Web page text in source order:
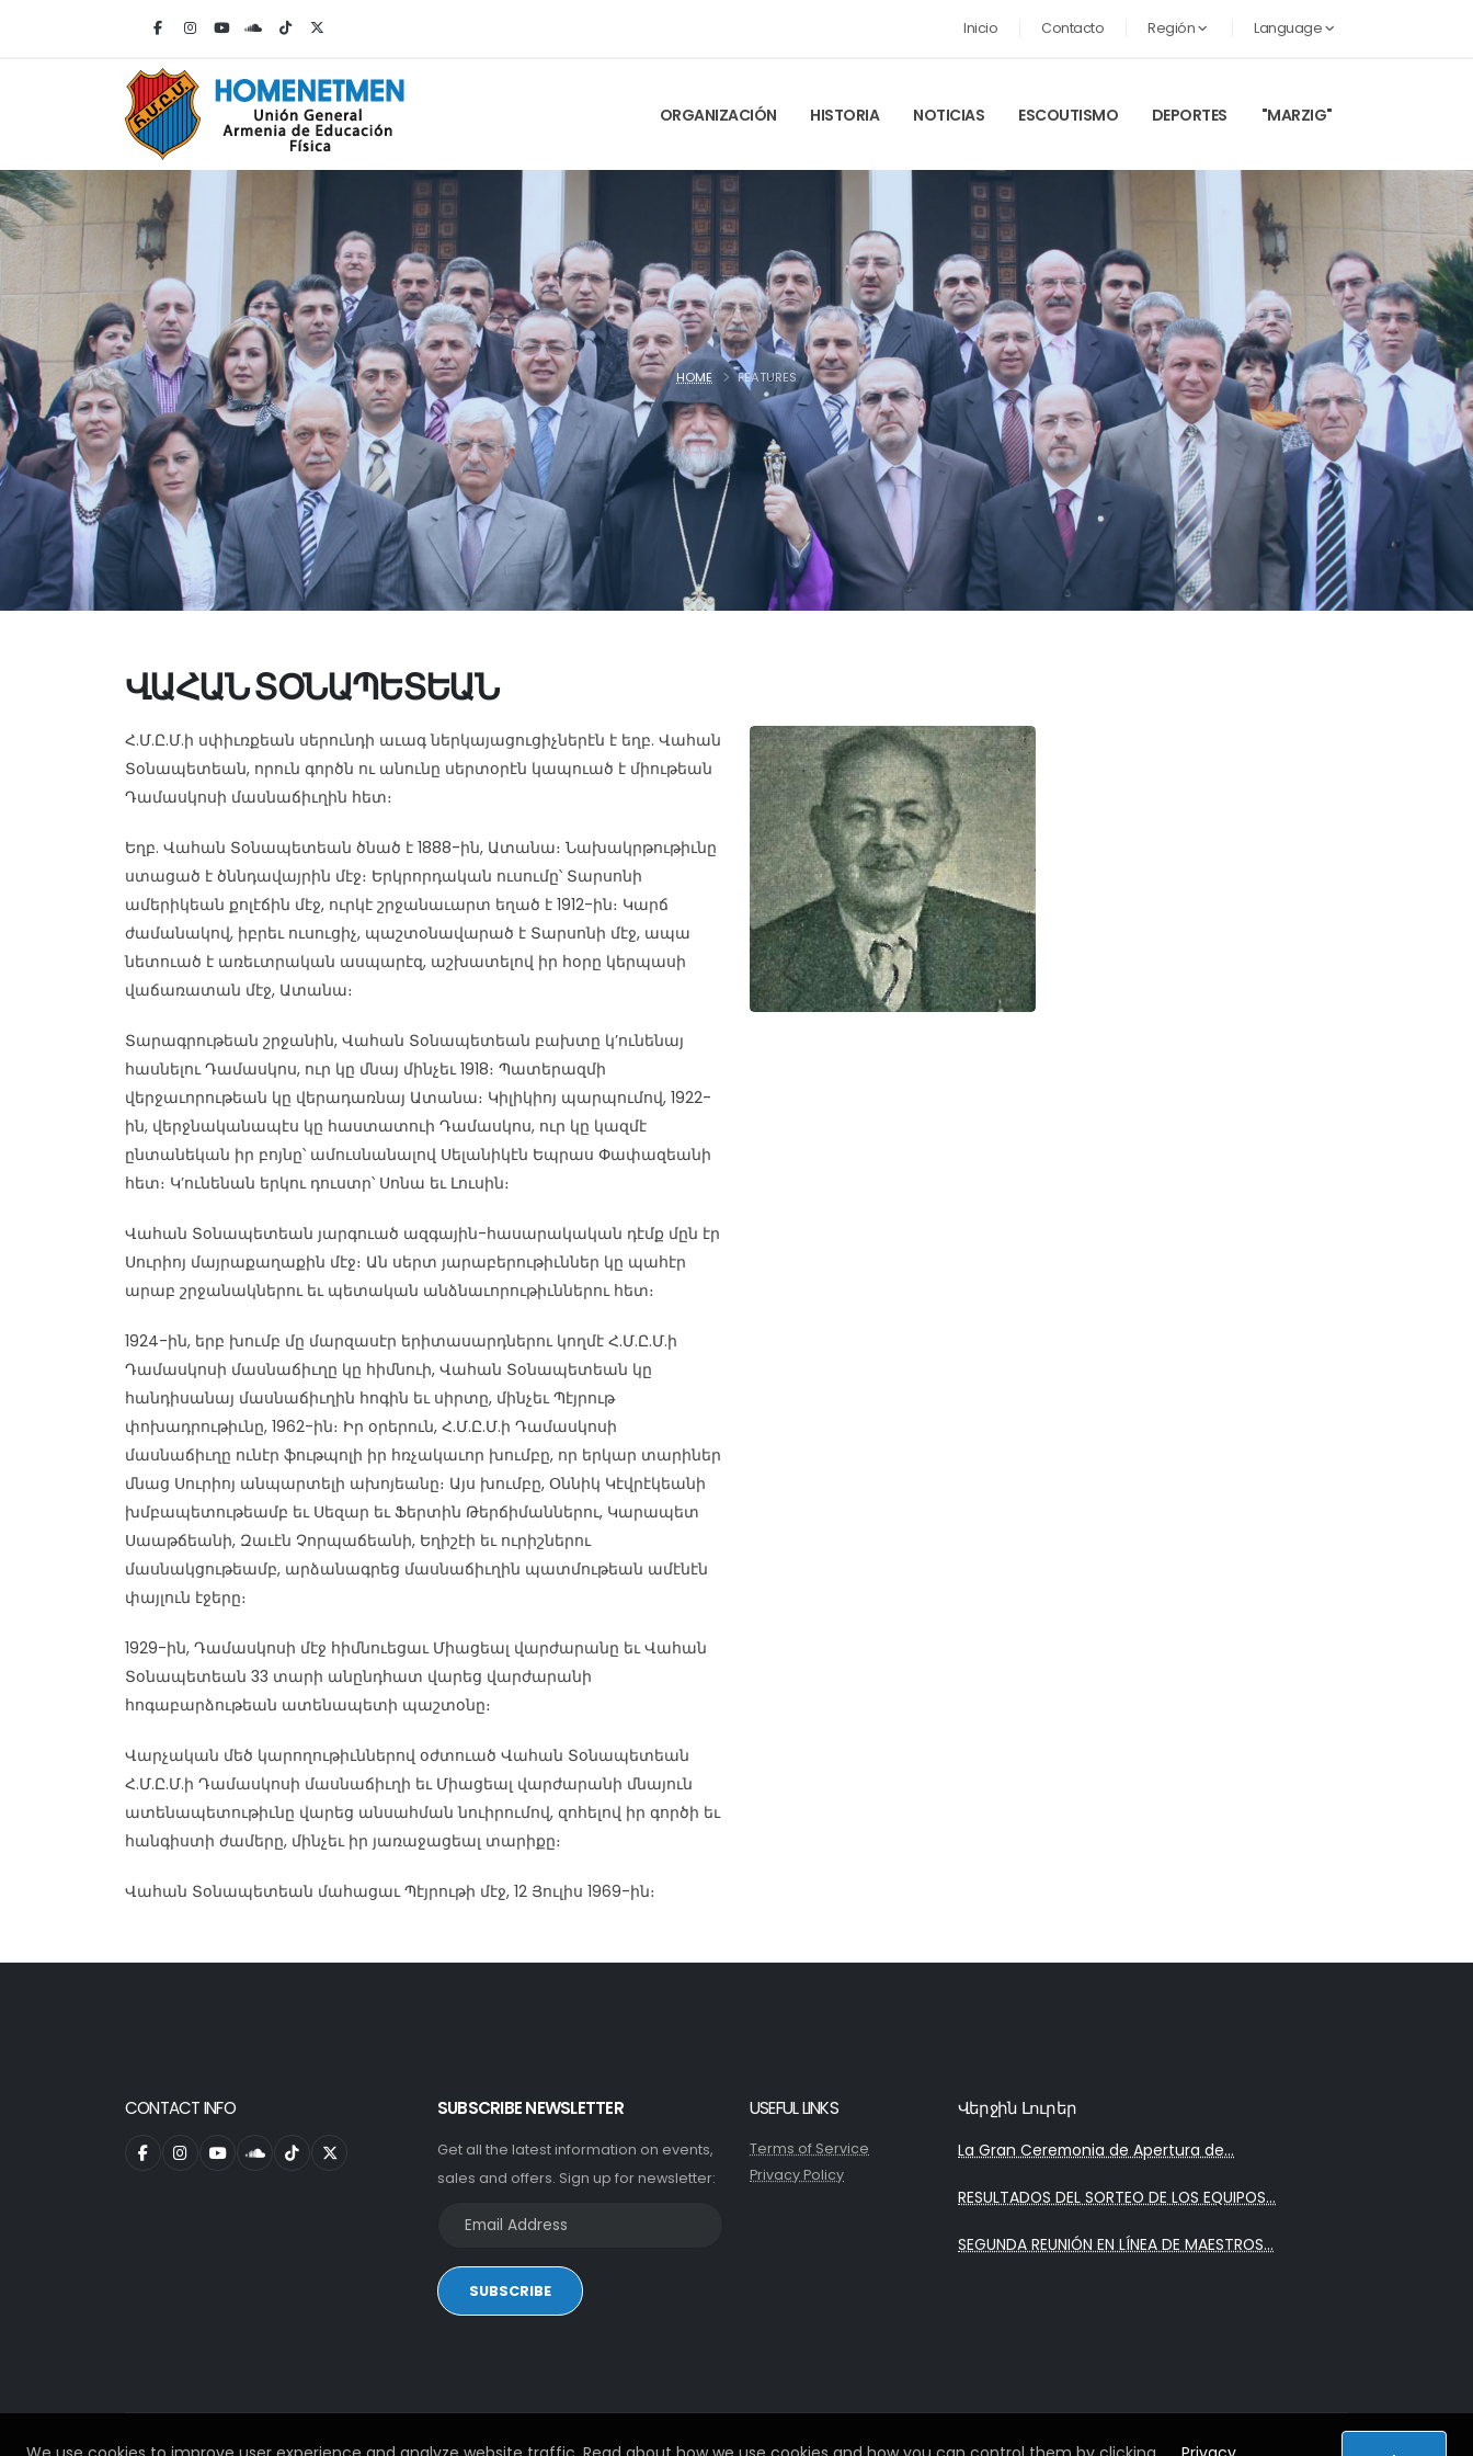
Inicio Contacto Región Language
ORGANIZACIÓN HISTORIA NOTICIAS ESCOUTISMO DEPORTES "MARZIG"
HOME FEATURES
ՎԱՀԱՆ ՏՕՆԱՊԵՏԵԱՆ
Հ.Մ.Ը.Մ.ի սփիւռքեան սերունդի աւագ ներկայացուցիչներէն է եղբ. Վահան
Տօնապետեան, որուն գործն ու անունը սերտօրէն կապուած է միութեան
Դամասկոսի մասնաճիւղին հետ։
Եղբ. Վահան Տօնապետեան ծնած է 1888-ին, Ատանա։ Նախակրթութիւնը
ստացած է ծննդավայրին մէջ։ Երկրորդական ուսումը՝ Տարսոնի
ամերիկեան քոլէճին մէջ, ուրկէ շրջանաւարտ եղած է 1912-ին։ Կարճ
ժամանակով, իբրեւ ուսուցիչ, պաշտօնավարած է Տարսոնի մէջ, ապա
նետուած է առեւտրական ասպարէզ, աշխատելով իր հօրը կերպասի
վաճառատան մէջ, Ատանա։
Տարագրութեան շրջանին, Վահան Տօնապետեան բախտը կ’ունենայ
հասնելու Դամասկոս, ուր կը մնայ մինչեւ 1918։ Պատերազմի
վերջաւորութեան կը վերադառնայ Ատանա։ Կիլիկիոյ պարպումով, 1922-
ին, վերջնականապէս կը հաստատուի Դամասկոս, ուր կը կազմէ
ընտանեկան իր բոյնը՝ ամուսնանալով Սելանիկէն Եպրաս Փափազեանի
հետ։ Կ’ունենան երկու դուստր՝ Սոնա եւ Լուսին։
Վահան Տօնապետեան յարգուած ազգային-հասարակական դէմք մըն էր
Սուրիոյ մայրաքաղաքին մէջ։ Ան սերտ յարաբերութիւններ կը պահէր
արաբ շրջանակներու եւ պետական անձնաւորութիւններու հետ։
1924-ին, երբ խումբ մը մարզասէր երիտասարդներու կողմէ Հ.Մ.Ը.Մ.ի
Դամասկոսի մասնաճիւղը կը հիմնուի, Վահան Տօնապետեան կը
հանդիսանայ մասնաճիւղին հոգին եւ սիրտը, մինչեւ Պէյրութ
փոխադրութիւնը, 1962-ին։ Իր օրերուն, Հ.Մ.Ը.Մ.ի Դամասկոսի
մասնաճիւղը ունէր ֆութպոլի իր հռչակաւոր խումբը, որ երկար տարիներ
մնաց Սուրիոյ անպարտելի ախոյեանը։ Այս խումբը, Օննիկ Կէվրէկեանի
խմբապետութեամբ եւ Սեզար եւ Ֆերտին Թերճիմաններու, Կարապետ
Սաաթճեանի, Զաւէն Չորպաճեանի, Եղիշէի եւ ուրիշներու
մասնակցութեամբ, արձանագրեց մասնաճիւղին պատմութեան ամէնէն
փայլուն էջերը։
1929-ին, Դամասկոսի մէջ հիմնուեցաւ Միացեալ վարժարանը եւ Վահան
Տօնապետեան 33 տարի անընդհատ վարեց վարժարանի
հոգաբարձութեան ատենապետի պաշտօնը։
Վարչական մեծ կարողութիւններով օժտուած Վահան Տօնապետեան
Հ.Մ.Ը.Մ.ի Դամասկոսի մասնաճիւղի եւ Միացեալ վարժարանի մնայուն
ատենապետութիւնը վարեց անսահման նուիրումով, զոհելով իր գործի եւ
հանգիստի ժամերը, մինչեւ իր յառաջացեալ տարիքը։
Վահան Տօնապետեան մահացաւ Պէյրութի մէջ, 12 Յուլիս 1969-ին։
CONTACT INFO SUBSCRIBE NEWSLETTER
Get all the latest information on events,
sales and offers. Sign up for newsletter:
SUBSCRIBE
USEFUL LINKS
Terms of Service
Privacy Policy
Վերջին Լուրեր
La Gran Ceremonia de Apertura de...
RESULTADOS DEL SORTEO DE LOS EQUIPOS...
SEGUNDA REUNIÓN EN LÍNEA DE MAESTROS...